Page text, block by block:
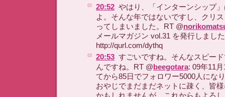
20:52 やはり、「インターンシップ
よ。そんな年ではないですし、クリ
ってしまいました。RT @
メールマガジン vol.31 を発行しま
http://qurl.com/dythq
20:53 すごいですね。そんなスピー
んですね。RT @beegotara: 09年11
てから85日でフォロワー5000人にな
おやじでまだまだネットに疎く、皆
かもしれませんが、これからもよろ